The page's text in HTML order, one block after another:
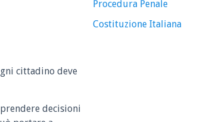
cittadino deve
decisioni
Procedura Penale
Costituzione Italiana